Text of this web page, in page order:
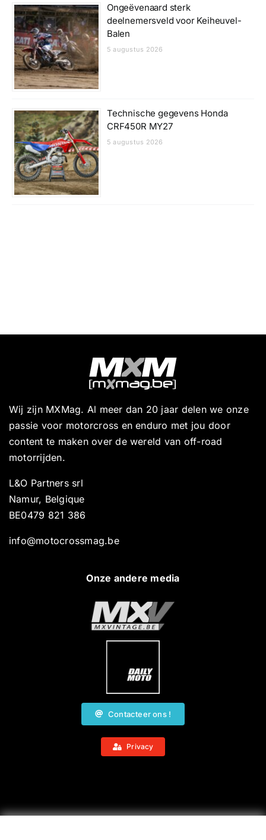
Ongeëvenaard sterk
deelnemersveld voor Keiheuvel-
Balen
5 augustus 2026
Technische gegevens Honda
CRF450R MY27
5 augustus 2026
Wij zijn MXMag. Al meer dan 20 jaar delen we onze
passie voor motorcross en enduro met jou door
content te maken over de wereld van off-road
motorrijden.
L&O Partners srl
Namur, Belgique
BE0479 821 386
info@motocrossmag.be
Onze andere media
Contacteer ons !
Privacy